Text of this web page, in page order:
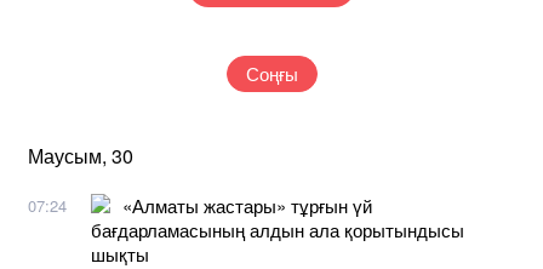
Соңғы
Маусым, 30
07:24
«Алматы жастары» тұрғын үй
бағдарламасының алдын ала қорытындысы
шықты